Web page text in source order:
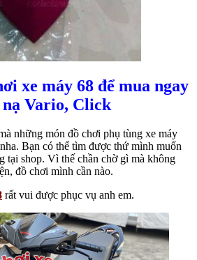
xe máy 68 để mua ngay
Vario, Click
những món đồ chơi phụ tùng xe máy
Bạn có thể tìm được thứ mình muốn
tại shop. Vì thế chần chờ gì mà không
đồ chơi mình cần nào.
rất vui được phục vụ anh em.